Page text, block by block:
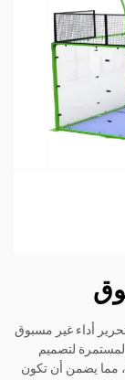
أداء غير مسبوق
لتصميم
مما يضمن أن تكون